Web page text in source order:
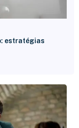
estratégias